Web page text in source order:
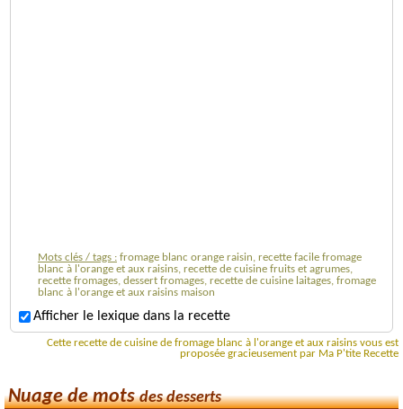
Mots clés / tags : fromage blanc orange raisin, recette facile fromage
blanc à l'orange et aux raisins, recette de cuisine fruits et agrumes,
recette fromages, dessert fromages, recette de cuisine laitages, fromage
blanc à l'orange et aux raisins maison
Afficher le lexique dans la recette
Cette recette de cuisine de fromage blanc à l'orange et aux raisins vous est
proposée gracieusement par Ma P'tite Recette
Nuage de motsdes desserts